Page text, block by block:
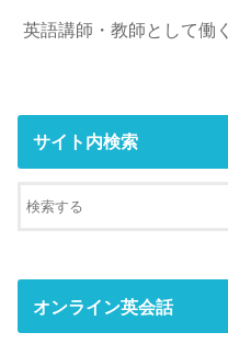
英語講師・教師として働く
サイト内検索
オンライン英会話